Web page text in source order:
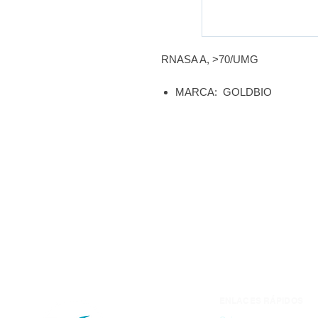
RNASA A, >70/UMG
MARCA: GOLDBIO